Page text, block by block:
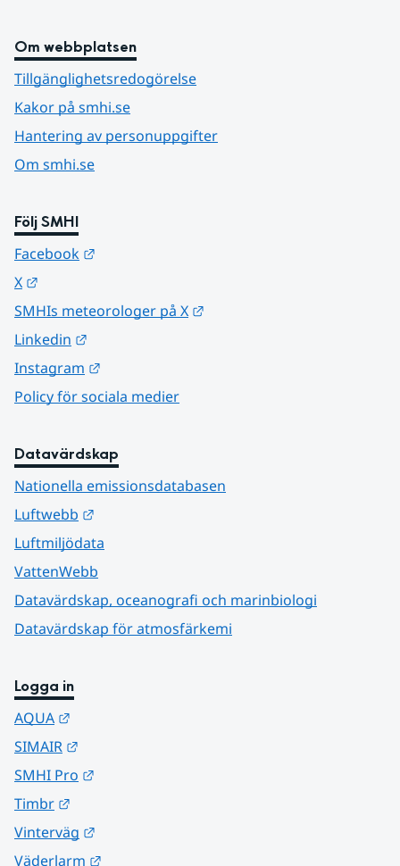
Om webbplatsen
Tillgänglighetsredogörelse
Kakor på smhi.se
Hantering av personuppgifter
Om smhi.se
Följ SMHI
Facebook
X
SMHIs meteorologer på X
Linkedin
Instagram
Policy för sociala medier
Datavärdskap
Nationella emissionsdatabasen
Luftwebb
Luftmiljödata
VattenWebb
Datavärdskap, oceanografi och marinbiologi
Datavärdskap för atmosfärkemi
Logga in
AQUA
SIMAIR
SMHI Pro
Timbr
Vinterväg
Väderlarm